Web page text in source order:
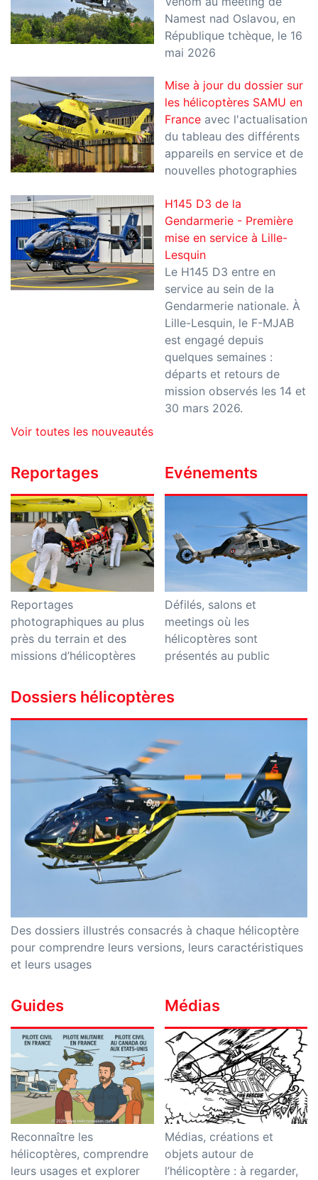
Namest nad Oslavou, en
République tchèque, le 16
mai 2026
Mise à jour du dossier sur
les hélicoptères SAMU en
Franceavec l'actualisation
du tableau des différents
appareils en service et de
nouvelles photographies
H145 D3 de la
Gendarmerie - Première
mise en service à Lille-
Lesquin
Le H145 D3 entre en
service au sein de la
Gendarmerie nationale. À
Lille-Lesquin, le F-MJAB
est engagé depuis
quelques semaines :
départs et retours de
mission observés les 14 et
30 mars 2026.
Voir toutes les nouveautés
Reportages
Reportages
photographiques au plus
près du terrain et des
missions d’hélicoptères
Evénements
Défilés, salons et
meetings où les
hélicoptères sont
présentés au public
Dossiers hélicoptères
Des dossiers illustrés consacrés à chaque hélicoptère
pour comprendre leurs versions, leurs caractéristiques
et leurs usages
Guides
Reconnaître les
hélicoptères, comprendre
leurs usages et explorer
Médias
Médias, créations et
objets autour de
l’hélicoptère : à regarder,